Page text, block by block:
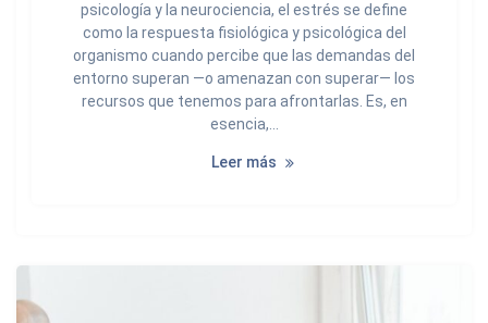
psicología y la neurociencia, el estrés se define
como la respuesta fisiológica y psicológica del
organismo cuando percibe que las demandas del
entorno superan —o amenazan con superar— los
recursos que tenemos para afrontarlas. Es, en
esencia,…
Leer más